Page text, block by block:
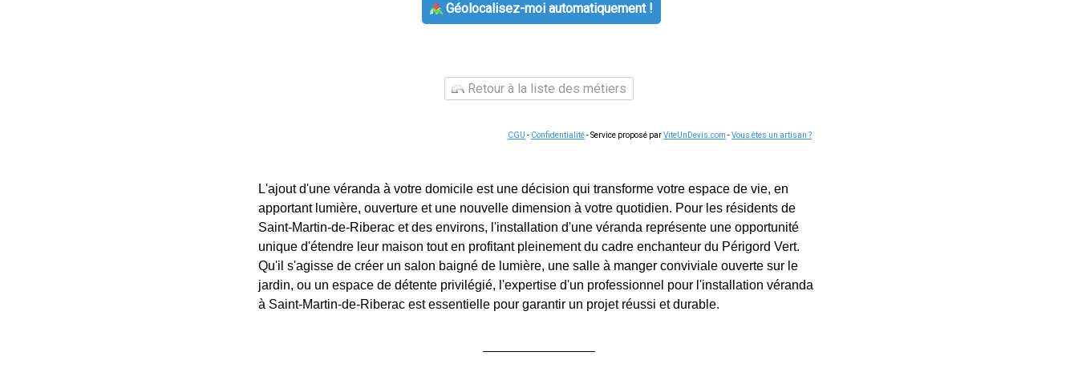
Géolocalisez-moi automatiquement !
Retour à la liste des métiers
CGU - Confidentialité- Service proposé parViteUnDevis.com -Vous êtes un artisan ?
L'ajout d'une véranda à votre domicile est une décision qui transforme votre espace de vie, en
apportant lumière, ouverture et une nouvelle dimension à votre quotidien. Pour les résidents de
Saint-Martin-de-Riberac et des environs, l'installation d'une véranda représente une opportunité
unique d'étendre leur maison tout en profitant pleinement du cadre enchanteur du Périgord Vert.
Qu'il s'agisse de créer un salon baigné de lumière, une salle à manger conviviale ouverte sur le
jardin, ou un espace de détente privilégié, l'expertise d'un professionnel pour l'installation véranda
à Saint-Martin-de-Riberac est essentielle pour garantir un projet réussi et durable.